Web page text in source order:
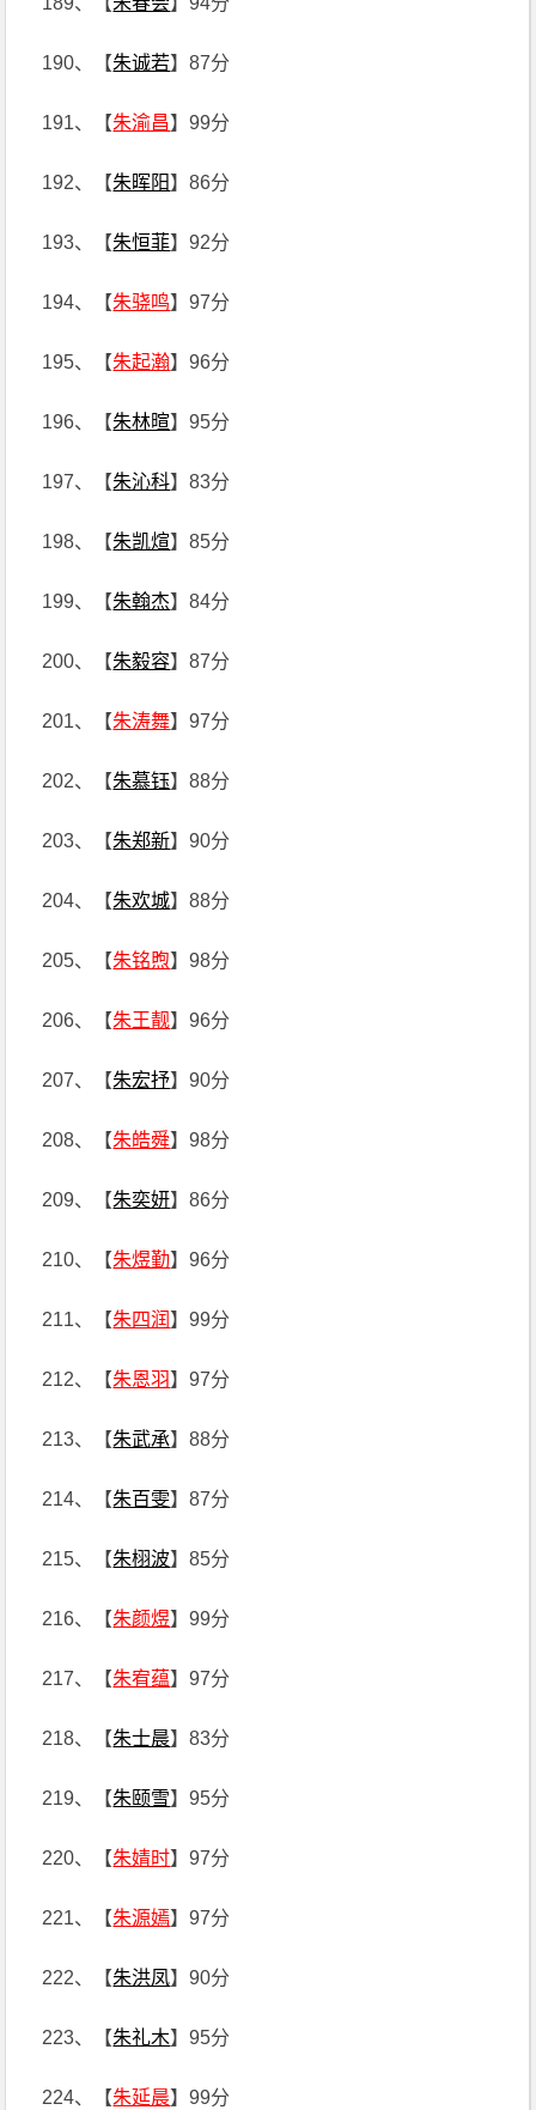
190、【朱诚若】87分
191、【朱渝昌】99分
192、【朱晖阳】86分
193、【朱恒菲】92分
194、【朱骁鸣】97分
195、【朱起瀚】96分
196、【朱林暄】95分
197、【朱沁科】83分
198、【朱凯煊】85分
199、【朱翰杰】84分
200、【朱毅容】87分
201、【朱涛舞】97分
202、【朱慕钰】88分
203、【朱郑新】90分
204、【朱欢城】88分
205、【朱铭煦】98分
206、【朱王靓】96分
207、【朱宏抒】90分
208、【朱皓舜】98分
209、【朱奕妍】86分
210、【朱煜勤】96分
211、【朱四润 】99分
212、【朱恩羽】97分
213、【朱武承】88分
214、【朱百雯】87分
215、【朱栩波】85分
216、【朱颜煜】99分
217、【朱宥蕴】97分
218、【朱士晨】83分
219、【朱颐雪】95分
220、【朱婧时】97分
221、【朱源嫣】97分
222、【朱洪凤】90分
223、【朱礼木】95分
224、【朱延晨】99分